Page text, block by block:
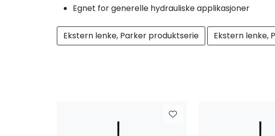
Egnet for generelle hydrauliske applikasjoner
Ekstern lenke, Parker produktserie Ekstern lenke,